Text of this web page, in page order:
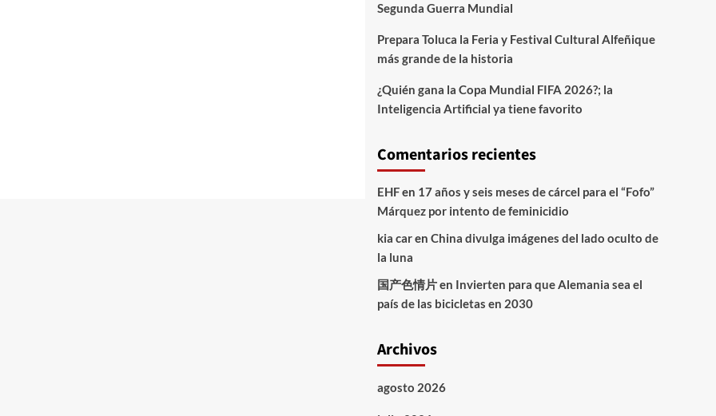
Segunda Guerra Mundial
Prepara Toluca la Feria y Festival Cultural Alfeñique
más grande de la historia
¿Quién gana la Copa Mundial FIFA 2026?; la
Inteligencia Artificial ya tiene favorito
Comentarios recientes
EHFen 17 años y seis meses de cárcel para el “Fofo”
Márquez por intento de feminicidio
kia caren China divulga imágenes del lado oculto de
la luna
国产色情片en Invierten para que Alemania sea el
país de las bicicletas en 2030
Archivos
agosto 2026